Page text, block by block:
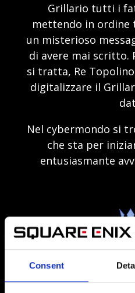
Consent
Grillario tutti i
mettendo in ordine
un misterioso
di avere mai scritto.
si tratta, Re
digitalizzare il
Nel cybermondo si
che sta per
entusiasmante